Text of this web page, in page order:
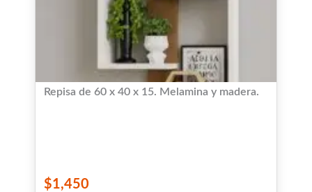
Repisa de 60 x 40 x 15. Melamina y madera.
$1,450